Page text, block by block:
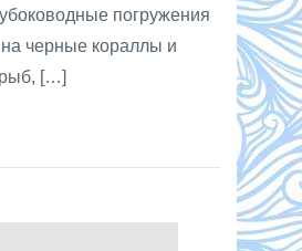
погружения
на черные кораллы и
[…]